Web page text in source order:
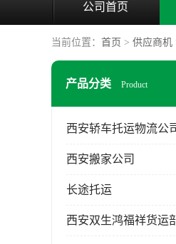
公司首页
当前位置： 首页 > 供应商机
产品分类 Product
西安轿车托运物流公
西安搬家公司
长途托运
西安双生鸿福祥货运